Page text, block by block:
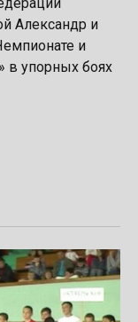
Александр и
и
в упорных боях